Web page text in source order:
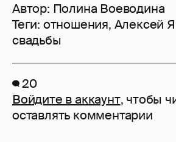
Автор: Полина Воеводина
Теги: отношения, Алексей
свадьбы
20
Войдите в аккаунт, чтобы
оставлять комментарии